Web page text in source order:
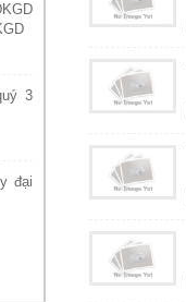
3
đại